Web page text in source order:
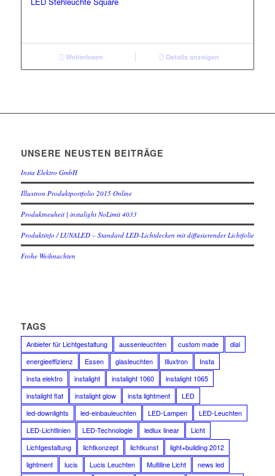
Weiterlesen Details anzeigen
UNSERE NEUSTEN BEITRÄGE
Insta Elektro GmbH
Illuxtron Produktportfolio 2015 Online
Produktneuheit | instalight NoLimit 4033
Produktinfo / LUNALED – Standard LED-Lichtdecken mit diffusierender Lichtfolie
Frohe Weihnachten
TAGS
Anbieter für Lichtgestaltung aussenleuchten custom made
dial
energieeffizienz
Essen glasleuchten Illuxtron
Insta
insta elektro
instalight instalight 1060
instalight 1065
instalight flat
instalight glow insta lightment
LED
led-downlights
led-einbauleuchten LED-Lampen
LED-Leuchten
LED-Lichtlinien
LED-Technologie ledlux linear
Licht
Lichtgestaltung
lichtkonzept lichtkunst
light+building 2012
lightment
lucis Lucis Leuchten Multiline Licht
news led